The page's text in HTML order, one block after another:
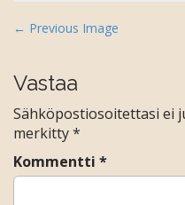
P
s
n
a
v
← Previous Image
Vastaa
Sähköpostiosoitettasi ei
merkitty*
Kommentti *